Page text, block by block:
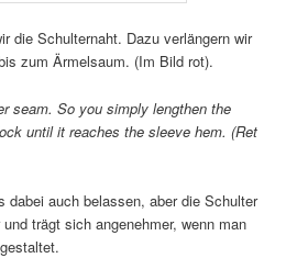
die Schulternaht. Dazu verlängern wir
zum Ärmelsaum. (Im Bild rot).
seam. So you simply lengthen the
until it reaches the sleeve hem. (Ret
dabei auch belassen, aber die Schulter
trägt sich angenehmer, wenn man